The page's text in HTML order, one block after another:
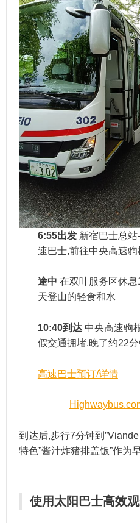
6:55出发新宿巴士总
速巴士,前往中央高速
途中 在双叶服务区休
天登山的轻食和水
10:40到达中央高速驹
假交通拥堵,晚了约22
高速巴士预订/详情
到达后,步行7分钟到
特色”酱汁炸猪排盖饭”作为
使用太阳巴士高效